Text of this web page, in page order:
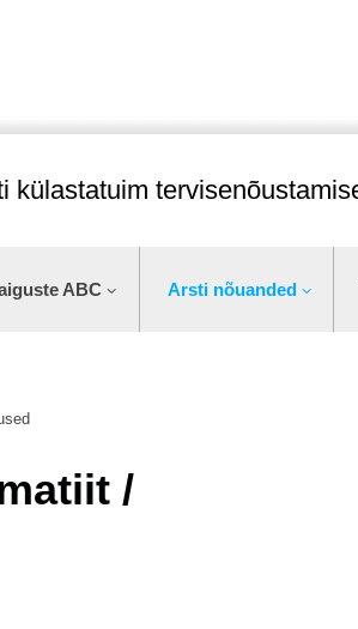
külastatuim
ABC Arsti nõuanded
/